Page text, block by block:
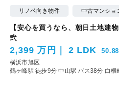
リノベ向き物件 中古マンショ
【安心を買うなら、朝日土地建
弐
2,399 万円 2 LDK
横浜市旭区
鶴ヶ峰駅 徒歩9分中山駅 バス38分 白根